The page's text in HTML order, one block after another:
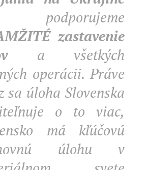
zastavenie
a všetkých
operácii. Práve
sa úloha Slovenska
o to viac,
má kľúčovú
úlohu v